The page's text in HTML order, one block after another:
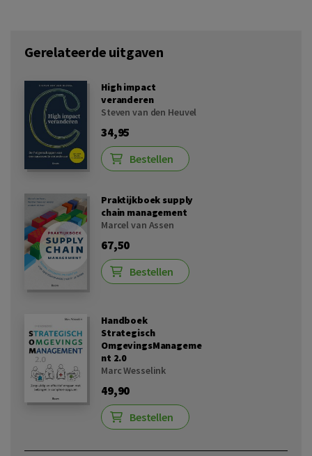
Gerelateerde uitgaven
High impact
veranderen
Steven van den Heuvel
34,95
Bestellen
Praktijkboek supply
chain management
Marcel van Assen
67,50
Bestellen
Handboek
Strategisch
OmgevingsManageme
nt 2.0
Marc Wesselink
49,90
Bestellen